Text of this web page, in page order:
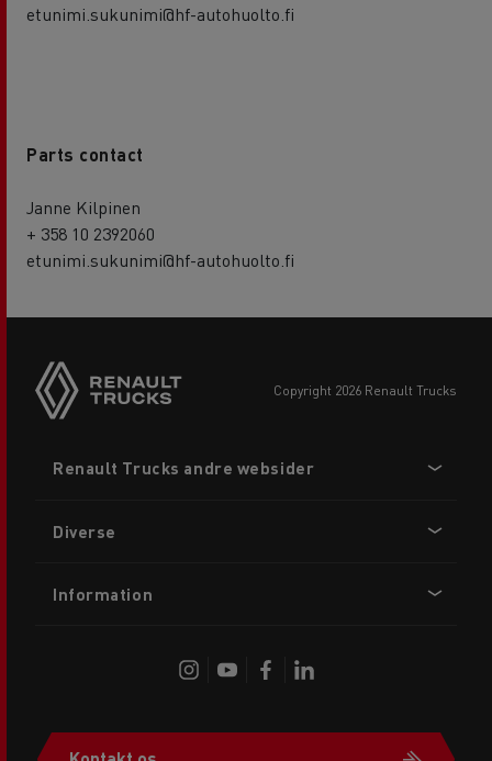
etunimi.sukunimi@hf-autohuolto.fi
Parts contact
Janne Kilpinen
+ 358 10 2392060
etunimi.sukunimi@hf-autohuolto.fi
copyright 2026 Renault Trucks
menu
Renault Trucks andre websider
Diverse
Information